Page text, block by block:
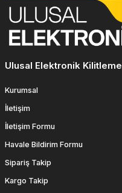
Ulusal Elektronik Kilitleme
Kurumsal
İletişim
İletişim Formu
Havale Bildirim Formu
Sipariş Takip
Kargo Takip